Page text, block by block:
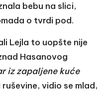
bebu na slici,
o tvrdi pod.
Lejla to uopšte nije
Hasanovog
iz zapaljene kuće
vidio se mlad,